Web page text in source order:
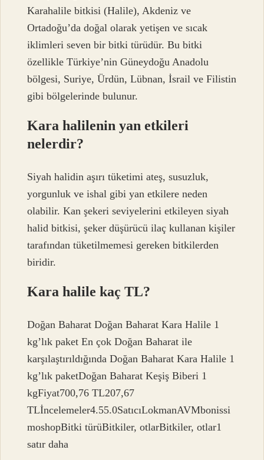
Karahalile bitkisi (Halile), Akdeniz ve
Ortadoğu’da doğal olarak yetişen ve sıcak
iklimleri seven bir bitki türüdür. Bu bitki
özellikle Türkiye’nin Güneydoğu Anadolu
bölgesi, Suriye, Ürdün, Lübnan, İsrail ve Filistin
gibi bölgelerinde bulunur.
Kara halilenin yan etkileri
nelerdir?
Siyah halidin aşırı tüketimi ateş, susuzluk,
yorgunluk ve ishal gibi yan etkilere neden
olabilir. Kan şekeri seviyelerini etkileyen siyah
halid bitkisi, şeker düşürücü ilaç kullanan kişiler
tarafından tüketilmemesi gereken bitkilerden
biridir.
Kara halile kaç TL?
Doğan Baharat Doğan Baharat Kara Halile 1
kg’lık paket En çok Doğan Baharat ile
karşılaştırıldığında Doğan Baharat Kara Halile 1
kg’lık paketDoğan Baharat Keşiş Biberi 1
kgFiyat700,76 TL207,67
TLİncelemeler4.55.0SatıcıLokmanAVMbonissi
moshopBitki türüBitkiler, otlarBitkiler, otlar1
satır daha